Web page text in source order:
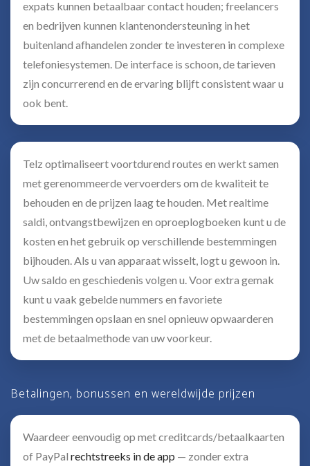
expats kunnen betaalbaar contact houden; freelancers
en bedrijven kunnen klantenondersteuning in het
buitenland afhandelen zonder te investeren in complexe
telefoniesystemen. De interface is schoon, de tarieven
zijn concurrerend en de ervaring blijft consistent waar u
ook bent.
Telz optimaliseert voortdurend routes en werkt samen
met gerenommeerde vervoerders om de kwaliteit te
behouden en de prijzen laag te houden. Met realtime
saldi, ontvangstbewijzen en oproeplogboeken kunt u de
kosten en het gebruik op verschillende bestemmingen
bijhouden. Als u van apparaat wisselt, logt u gewoon in.
Uw saldo en geschiedenis volgen u. Voor extra gemak
kunt u vaak gebelde nummers en favoriete
bestemmingen opslaan en snel opnieuw opwaarderen
met de betaalmethode van uw voorkeur.
Betalingen, bonussen en wereldwijde prijzen
Waardeer eenvoudig op met creditcards/betaalkaarten
of PayPal rechtstreeks in de app — zonder extra